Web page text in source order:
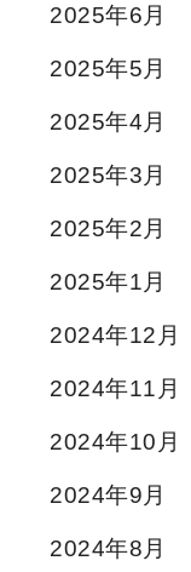
2025年6月
2025年5月
2025年4月
2025年3月
2025年2月
2025年1月
2024年12月
2024年11月
2024年10月
2024年9月
2024年8月